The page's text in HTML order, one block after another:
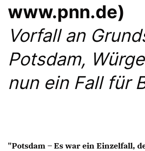
VITA
WAHLKREISBESUCHE
PRESSEFOTOS
MEIN
MEIN WAHLKREIS
ZIELE
www.pnn.de)
Vorfall an
Potsdam,
nun ein Fall für
"Potsdam – Es war ein Einzelfall,